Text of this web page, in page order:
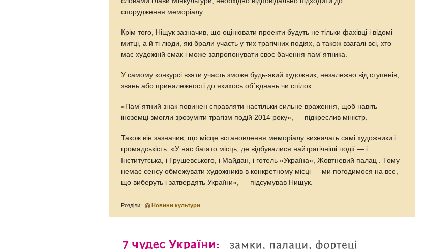
спорудження меморіалу.
Крім того, Ніщук зазначив, що оцінювати проекти будуть не тільки фахівці і відомі
митці, а й ті люди, які брали участь у тих трагічних подіях, а також взагалі всі, хто
має художній смак і може запропонувати своє бачення пам´ятника.
У самому конкурсі взяти участь зможе будь-який художник, незалежно від ступенів,
звань або приналежності до якихось об´єднань чи спілок.
«Пам´ятний знак повинен справляти настільки сильне враження, щоб навіть
іноземці змогли зрозуміти трагізм подій 2014 року», — підкреслив міністр.
Також він зазначив, що місце встановлення меморіалу визначать самі художники і
громадськість. «У нас багато місць, де відбувалися найтрагічніші події — і
Інститутська, і Грушевського, і Майдан, і готель «Україна», Жовтневий палац . Тому
немає сенсу обмежувати художників в конкретному місці — ми погодимося на все,
що виберуть і затвердять України», — підсумував Нищук.
Розділи: Новини культури